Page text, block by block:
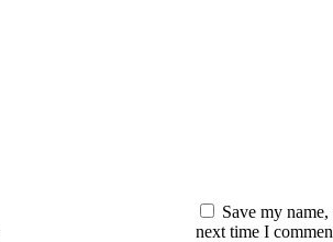
Save my
next time I